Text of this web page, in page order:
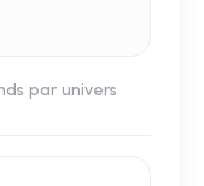
par univers